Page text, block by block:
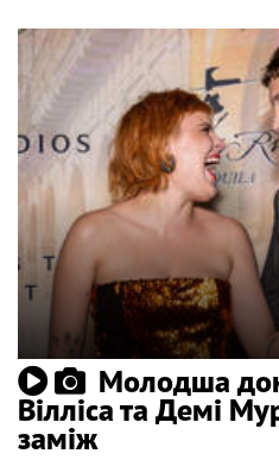
Молодша
Вілліса та Демі
заміж